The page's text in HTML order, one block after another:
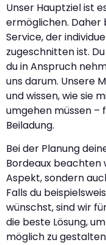
Unser Hauptziel ist
ermöglichen. Daher
Service, der
zugeschnitten ist.
du in Anspruch
uns darum. Unsere
und wissen, wie sie
umgehen müssen –
Beiladung.
Bei der Planung
Bordeaux beachten
Aspekt, sondern
Falls du
wünschst, sind wir
die beste Lösung,
möglich zu